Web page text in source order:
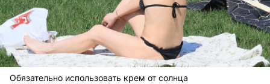
Обязательно использовать крем от солнца